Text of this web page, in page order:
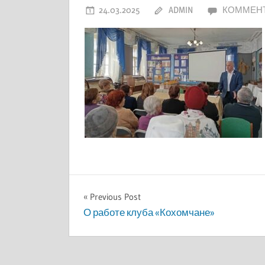
области
24.03.2025 ADMIN
Навигация
по
Previous Post
О работе клуба «Кохомчане»